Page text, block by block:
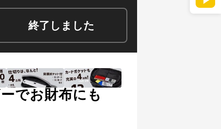
終了しました
でお財布にも